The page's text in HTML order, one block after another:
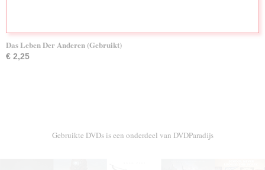
Das Leben Der Anderen (Gebruikt)
€ 2,25
Gebruikte DVDs is een onderdeel van DVDParadijs